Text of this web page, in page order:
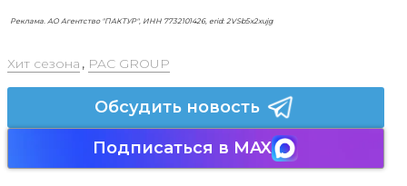
Реклама. АО Агентство "ПАКТУР", ИНН 7732101426, erid: 2VSb5x2xujg
Хит сезона , PAC GROUP
Обсудить новость
Подписаться в MAX